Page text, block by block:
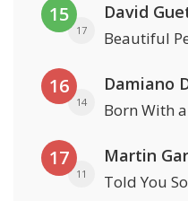
15
17
David
Beautiful
16
14
Damiano
Born With
17
11
Martin
Told You So